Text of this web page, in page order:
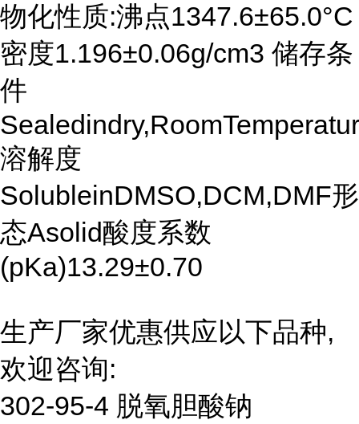
物化性质:沸点1347.6±65.0°C
密度1.196±0.06g/cm3 储存条
件
溶解度
SolubleinDMSO,DCM,DMF形
态Asolid酸度系数
(pKa)13.29±0.70
生产厂家优惠供应以下品种,
欢迎咨询:
302-95-4 脱氧胆酸钠